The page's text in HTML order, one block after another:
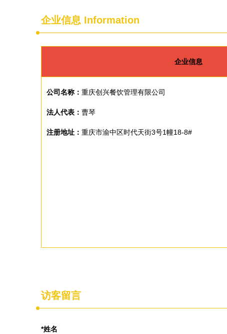
企业信息 Information
企业信息
公司名称： 重庆创兴餐饮管理有限公司
法人代表： 曹琴
注册地址： 重庆市渝中区时代天街3号1幢18-8#
访客留言
*姓名